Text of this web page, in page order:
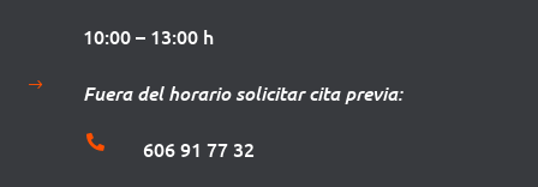
10:00 – 13:00 h
$ Fuera del horario solicitar cita previa:
 606 91 77 32